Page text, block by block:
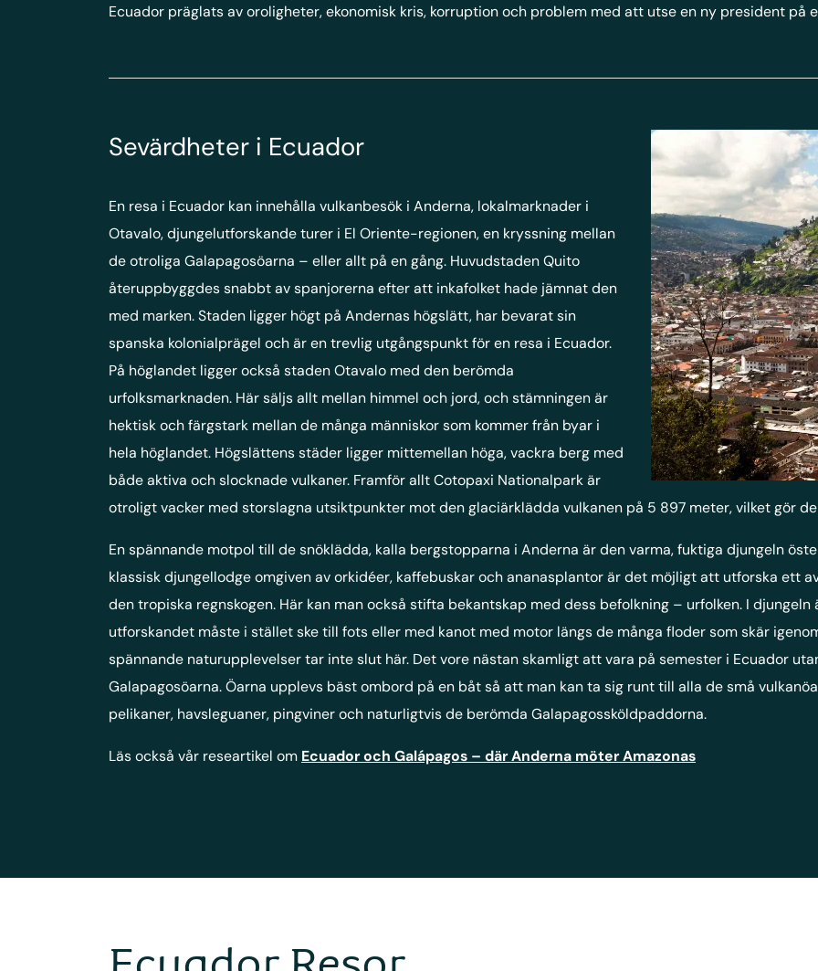
Ecuador präglats av oroligheter, ekonomisk kris, korruption och problem med att utse en ny president på
Sevärdheter i Ecuador
En resa i Ecuador kan innehålla vulkanbesök i Anderna, lokalmarknader i
Otavalo, djungelutforskande turer i El Oriente-regionen, en kryssning mellan
de otroliga Galapagosöarna – eller allt på en gång. Huvudstaden Quito
återuppbyggdes snabbt av spanjorerna efter att inkafolket hade jämnat den
med marken. Staden ligger högt på Andernas högslätt, har bevarat sin
spanska kolonialprägel och är en trevlig utgångspunkt för en resa i Ecuador.
På höglandet ligger också staden Otavalo med den berömda
urfolksmarknaden. Här säljs allt mellan himmel och jord, och stämningen är
hektisk och färgstark mellan de många människor som kommer från byar i
hela höglandet. Högslättens städer ligger mittemellan höga, vackra berg med
både aktiva och slocknade vulkaner. Framför allt Cotopaxi Nationalpark är
otroligt vacker med storslagna utsiktpunkter mot den glaciärklädda vulkanen på 5 897 meter, vilket gör
En spännande motpol till de snöklädda, kalla bergstopparna i Anderna är den varma, fuktiga djungeln
klassisk djungellodge omgiven av orkidéer, kaffebuskar och ananasplantor är det möjligt att utforska ett
den tropiska regnskogen. Här kan man också stifta bekantskap med dess befolkning – urfolken. I
utforskandet måste i stället ske till fots eller med kanot med motor längs de många floder som skär
spännande naturupplevelser tar inte slut här. Det vore nästan skamligt att vara på semester i Ecuador
Galapagosöarna. Öarna upplevs bäst ombord på en båt så att man kan ta sig runt till alla de små
pelikaner, havsleguaner, pingviner och naturligtvis de berömda Galapagossköldpaddorna.
Läs också vår researtikel om Ecuador och Galápagos – där Anderna möter Amazonas